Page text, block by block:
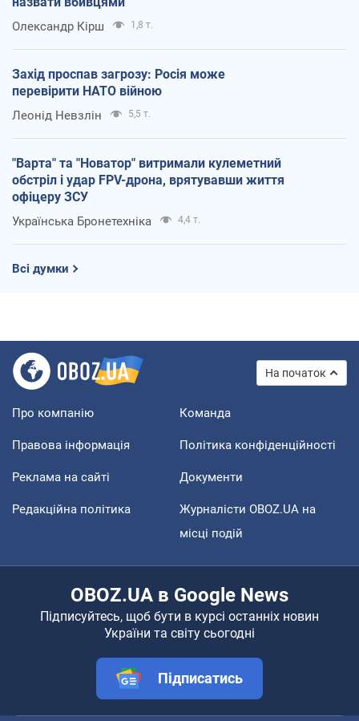
Олександр Кірш 1,8 т.
Захід проспав загрозу: Росія може
перевірити НАТО війною
Леонід Невзлін 5,5 т.
"Варта" та "Новатор" витримали кулеметний
обстріл і удар FPV-дрона, врятувавши життя
офіцеру ЗСУ
Українська Бронетехніка 4,4 т.
Всі думки
На початок
Про компанію Команда
Правова інформація Політика конфіденційності
Реклама на сайті Документи
Редакційна політика
Журналісти OBOZ.UA на
місці подій
OBOZ.UA в Google News
Підписуйтесь, щоб бути в курсі останніх новин
України та світу сьогодні
Підписатись